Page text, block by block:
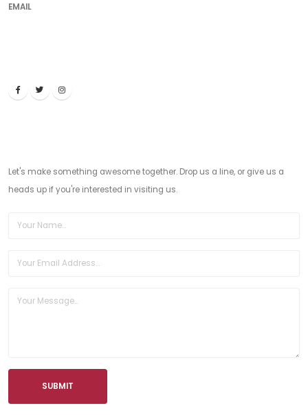
EMAIL
Let's make something awesome together. Drop us a line, or give us a
heads up if you're interested in visiting us.